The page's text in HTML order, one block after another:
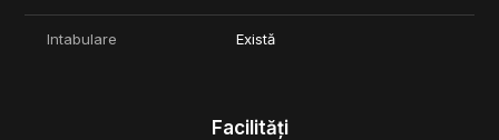
Intabulare Există
Facilități